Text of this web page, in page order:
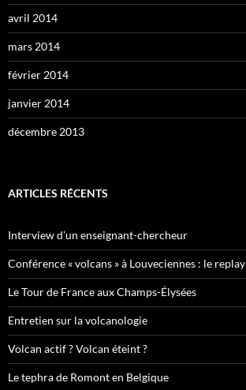
avril 2014
mars 2014
février 2014
janvier 2014
décembre 2013
ARTICLES RÉCENTS
Interview d’un enseignant-chercheur
Conférence « volcans » à Louveciennes : le replay
Le Tour de France aux Champs-Élysées
Entretien sur la volcanologie
Volcan actif ? Volcan éteint ?
Le tephra de Romont en Belgique